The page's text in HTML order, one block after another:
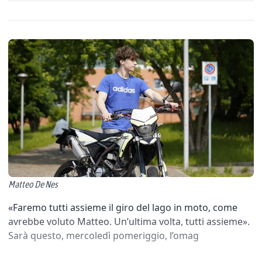
Matteo De Nes
«Faremo tutti assieme il giro del lago in moto, come
avrebbe voluto Matteo. Un’ultima volta, tutti assieme».
Sarà questo, mercoledì pomeriggio, l’omag